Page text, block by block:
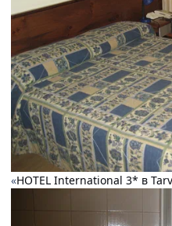
«HOTEL International 3* в